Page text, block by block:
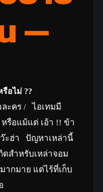
—
อไม่ ??
ละคร / ไอเทมมี
รือแม้แต่ เอ้า !! ข้า
ว๊ะฮ่า ปัญหาเหล่านี้
ดสำหรับเหล่าจอม
ากมาย แต่ไร้ที่เก็บ